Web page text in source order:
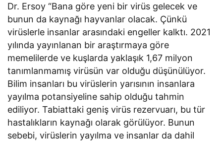
Dr. Ersoy “Bana göre yeni bir virüs gelecek ve
bunun da kaynağı hayvanlar olacak. Çünkü
virüslerle insanlar arasındaki engeller kalktı. 2021
yılında yayınlanan bir araştırmaya göre
memelilerde ve kuşlarda yaklaşık 1,67 milyon
tanımlanmamış virüsün var olduğu düşünülüyor.
Bilim insanları bu virüslerin yarısının insanlara
yayılma potansiyeline sahip olduğu tahmin
ediliyor. Tabiattaki geniş virüs rezervuarı, bu tür
hastalıkların kaynağı olarak görülüyor. Bunun
sebebi, virüslerin yayılma ve insanlar da dahil